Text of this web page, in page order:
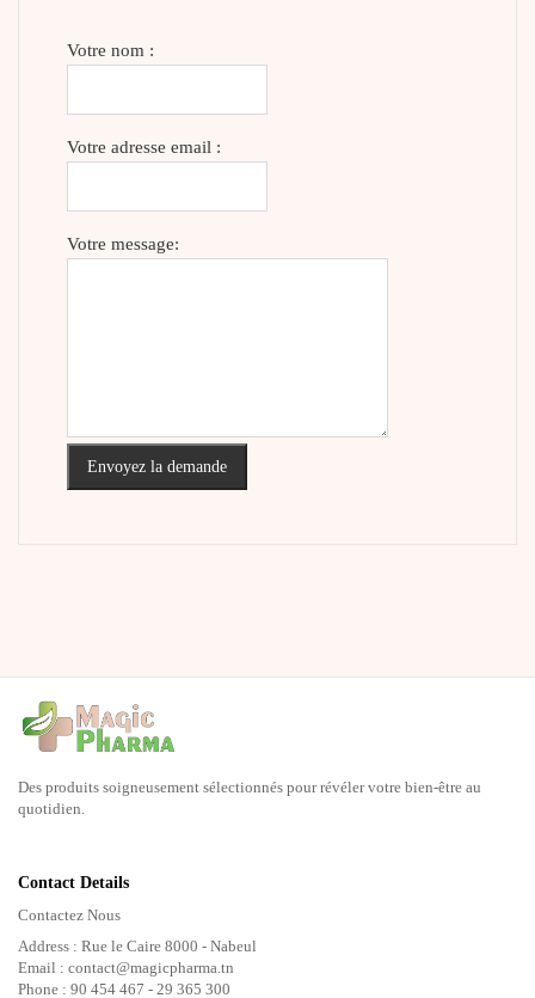
Votre nom :
Votre adresse email :
Votre message:
Envoyez la demande
Des produits soigneusement sélectionnés pour révéler votre bien-être au
quotidien.
Contact Details
Contactez Nous
Address : Rue le Caire 8000 - Nabeul
Email : contact@magicpharma.tn
Phone : 90 454 467 - 29 365 300